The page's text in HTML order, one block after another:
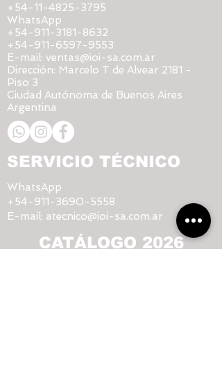
+54-11-4825-3795
WhatsApp
+54-911-3181-8632
+54-911-6597-9553
E-mail: ventas@ioi-sa.com.ar
Dirección: Marcelo T de Alvear 2181 -
Piso 3
Ciudad Autónoma de Buenos Aires
Argentina
SERVICIO TÉCNICO
WhatsApp
+54-911-3690-5558
E-mail: atecnico@ioi-sa.com.ar
CATÁLOGO 2026